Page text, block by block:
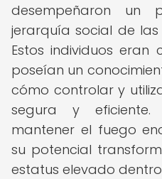
desempeñaron
jerarquía social de las
Estos individuos eran
poseían un
cómo controlar y
segura y
mantener el fuego
su potencial
estatus elevado